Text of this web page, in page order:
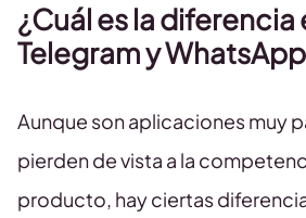
¿Cuál es la diferencia
Telegram y
Aunque son aplicaciones muy
pierden de vista a la
producto, hay ciertas